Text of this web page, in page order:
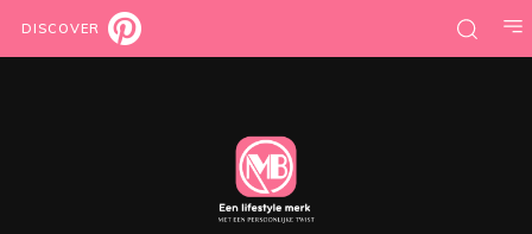
DISCOVER